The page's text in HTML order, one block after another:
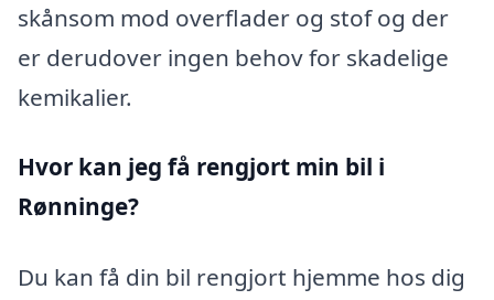
skånsom mod overflader og stof og der
er derudover ingen behov for skadelige
kemikalier.
Hvor kan jeg få rengjort min bil i
Rønninge?
Du kan få din bil rengjort hjemme hos dig